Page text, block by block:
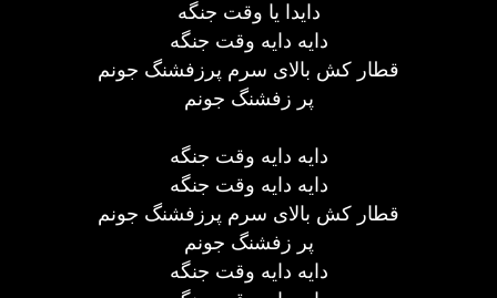
دایدا یا وقت جنگه
دایه دایه وقت جنگه
قطار کش بالای سرم پرزفشنگ جونم
پر زفشنگ جونم
دایه دایه وقت جنگه
دایه دایه وقت جنگه
قطار کش بالای سرم پرزفشنگ جونم
پر زفشنگ جونم
دایه دایه وقت جنگه